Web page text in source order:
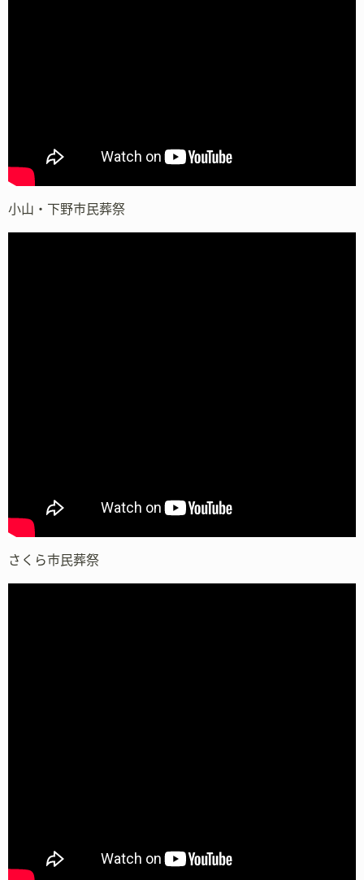
小山・下野市民葬祭
さくら市民葬祭